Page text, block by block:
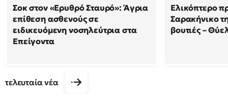
Σοκ στον «Ερυθρό Σταυρό»: Άγρια
επίθεση ασθενούς σε
ειδικευόμενη νοσηλεύτρια στα
Επείγοντα
Ελικόπτερο
Σαρακήνικο
βουτιές –
τελευταία νέα